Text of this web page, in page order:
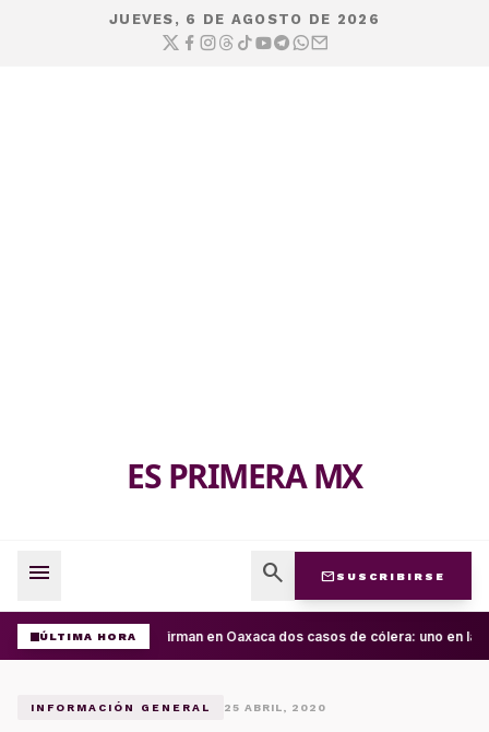
JUEVES, 6 DE AGOSTO DE 2026
ES PRIMERA MX
menu search mail SUSCRIBIRSE
ÚLTIMA HORAConfirman en Oaxaca dos casos de cólera: uno en la
INFORMACIÓN GENERAL 25 ABRIL, 2020